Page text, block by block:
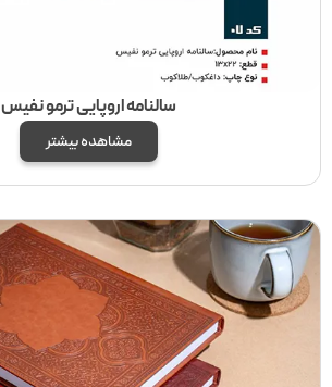
سالنامه اروپایی ترمو نفیس
مشاهده بیشتر